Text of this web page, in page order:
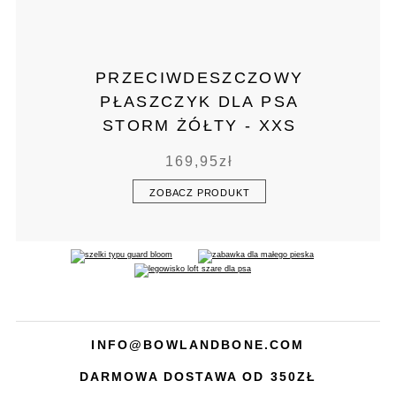
PRZECIWDESZCZOWY
PŁASZCZYK DLA PSA
STORM ŻÓŁTY - XXS
169,95zł
ZOBACZ PRODUKT
INFO@BOWLANDBONE.COM
DARMOWA DOSTAWA OD 350ZŁ